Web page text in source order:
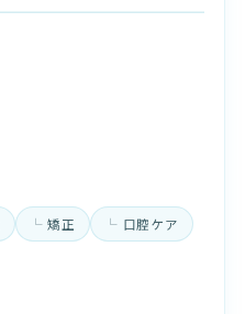
矯正 口腔ケア